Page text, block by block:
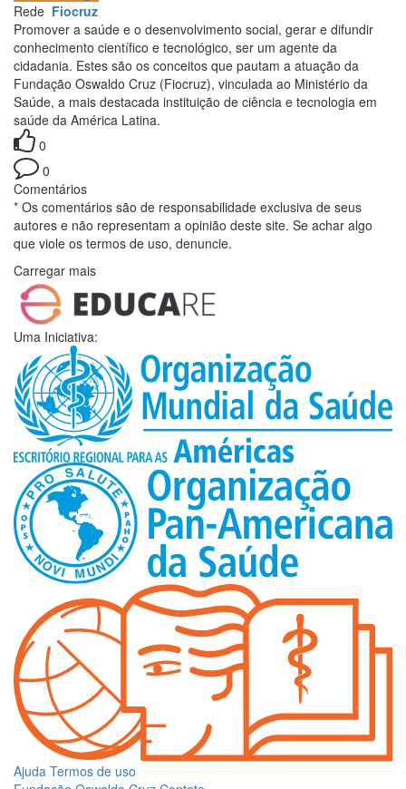
Rede Fiocruz
Promover a saúde e o desenvolvimento social, gerar e difundir
conhecimento científico e tecnológico, ser um agente da
cidadania. Estes são os conceitos que pautam a atuação da
Fundação Oswaldo Cruz (Fiocruz), vinculada ao Ministério da
Saúde, a mais destacada instituição de ciência e tecnologia em
saúde da América Latina.
0
0
Comentários
* Os comentários são de responsabilidade exclusiva de seus
autores e não representam a opinião deste site. Se achar algo
que viole os termos de uso, denuncie.
Carregar mais
Uma Iniciativa:
Ajuda Termos de uso